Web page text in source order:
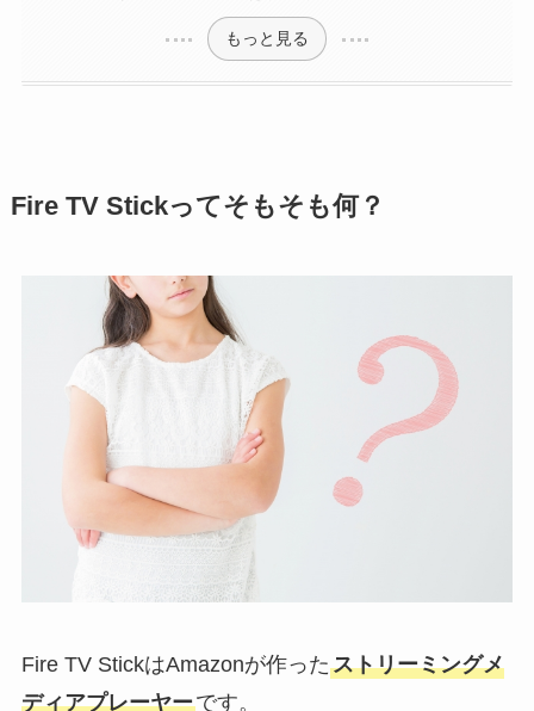
もっと見る
Fire TV Stickってそもそも何？
Fire TV StickはAmazonが作ったストリーミングメ
ディアプレーヤーです。